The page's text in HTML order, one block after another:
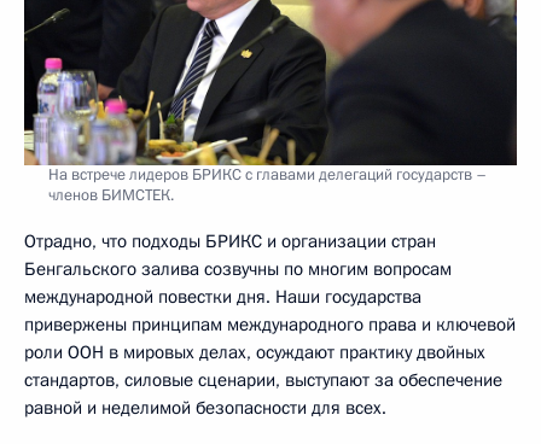
На встрече лидеров БРИКС с главами делегаций государств –
членов БИМСТЕК.
Отрадно, что подходы БРИКС и организации стран
Бенгальского залива созвучны по многим вопросам
международной повестки дня. Наши государства
привержены принципам международного права и ключевой
роли ООН в мировых делах, осуждают практику двойных
стандартов, силовые сценарии, выступают за обеспечение
равной и неделимой безопасности для всех.